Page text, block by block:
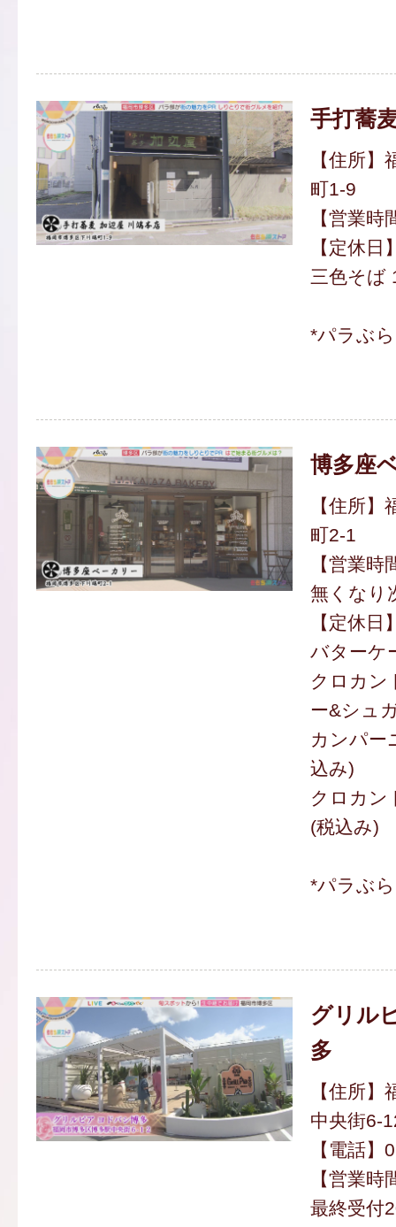
手打蕎
【住所
町1-9
【営業
【定休日
三色そば
*パラぶ
博多座
【住所
町2-1
【営業
無くなり
【定休日
バターケ
クロカン
ー&シュ
カンパー
込み)
クロカン
(税込み)
*パラぶ
グリル
多
【住所
中央街6-
【電話
【営業
最終受付